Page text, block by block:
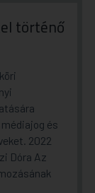
történő
és
2022
Dóra Az